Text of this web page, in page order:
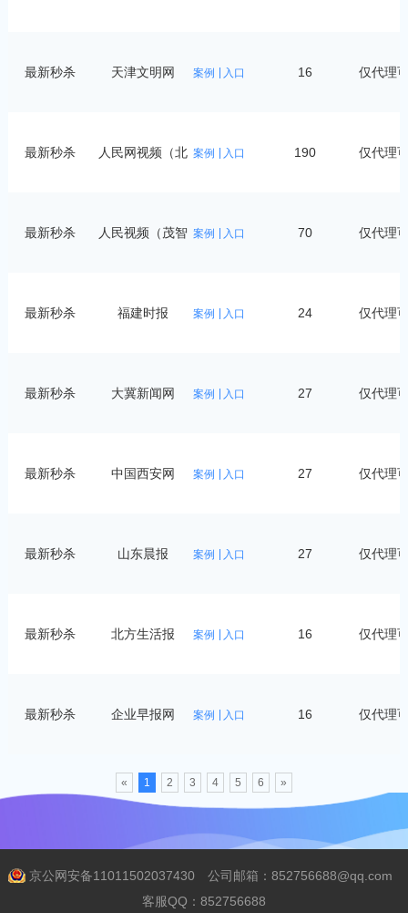
最新秒杀 天津文明网 案例 入口 16 仅代理
最新秒杀
人民网视频（北 案例 入口 190 仅代理
最新秒杀
人民视频（茂智 案例 入口 70 仅代理
最新秒杀 福建时报 案例 入口 24 仅代理
最新秒杀 大冀新闻网 案例 入口 27 仅代理
最新秒杀 中国西安网 案例 入口 27 仅代理
最新秒杀 山东晨报 案例 入口 27 仅代理
最新秒杀 北方生活报 案例 入口 16 仅代理
最新秒杀 企业早报网 案例 入口 16 仅代理
« 1 2 3 4 5 6 »
京公网安备11011502037430 公司邮箱：852756688@qq.com
客服QQ：852756688